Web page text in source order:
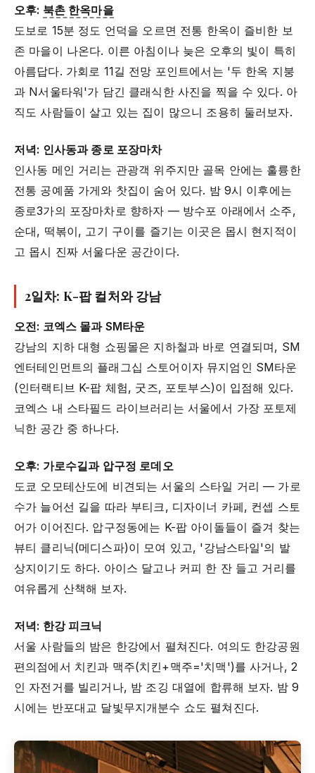
오후: 북촌 한옥마을
도보로 15분 정도 언덕을 오르면 전통 한옥이 즐비한 보
존 마을이 나온다. 이른 아침이나 늦은 오후의 빛이 특히
아름답다. 가회로 11길 전망 포인트에서는 '두 한옥 지붕
과 N서울타워'가 담긴 클래식한 사진을 찍을 수 있다. 아
직도 사람들이 살고 있는 집이 많으니 조용히 둘러보자.
저녁: 인사동과 종로 포장마차
인사동 메인 거리는 관광객 위주지만 골목 안에는 훌륭한
전통 공예품 가게와 찻집이 숨어 있다. 밤 9시 이후에는
종로3가의 포장마차로 향하자 — 방수포 아래에서 소주,
순대, 떡볶이, 고기 구이를 즐기는 이곳은 몹시 현지적이
고 몹시 진짜 서울다운 공간이다.
2일차: K-팝 컬처와 강남
오전: 코엑스 몰과 SM타운
강남의 지하 대형 쇼핑몰은 지하철과 바로 연결되며, SM
엔터테인먼트의 플래그십 스토어이자 뮤지엄인 SM타운
(인터랙티브 K-팝 체험, 굿즈, 포토부스)이 입점해 있다.
코엑스 내 스타필드 라이브러리는 서울에서 가장 포토제
닉한 공간 중 하나다.
오후: 가로수길과 압구정 로데오
도쿄 오모테산도에 비견되는 서울의 스타일 거리 — 가로
수가 늘어선 길을 따라 부티크, 디자이너 카페, 컨셉 스토
어가 이어진다. 압구정동에는 K-팝 아이돌들이 즐겨 찾는
뷰티 클리닉(메디스파)이 모여 있고, '강남스타일'의 발
상지이기도 하다. 아이스 달고나 커피 한 잔 들고 거리를
여유롭게 산책해 보자.
저녁: 한강 피크닉
서울 사람들의 밤은 한강에서 펼쳐진다. 여의도 한강공원
편의점에서 치킨과 맥주(치킨+맥주='치맥')를 사거나, 2
인 자전거를 빌리거나, 밤 조깅 대열에 합류해 보자. 밤 9
시에는 반포대교 달빛무지개분수 쇼도 펼쳐진다.